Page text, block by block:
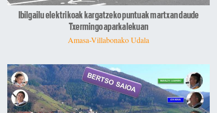
Ibilgailu elektrikoak kargatzeko puntuak martxan daude
Txermingo aparkalekuan
Amasa-Villabonako Udala